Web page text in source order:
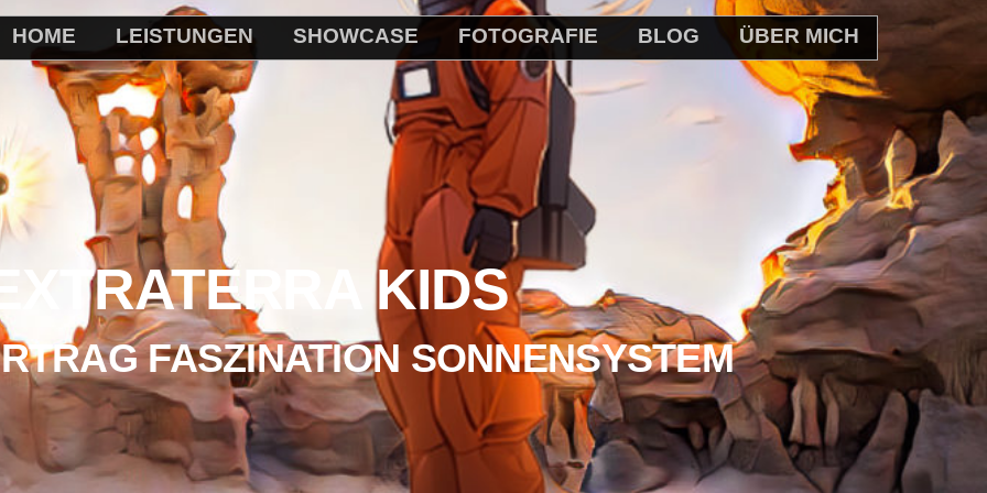
HOME LEISTUNGEN SHOWCASE FOTOGRAFIE BLOG ÜBER MICH
KIDS
FASZINATION SONNENSYSTEM